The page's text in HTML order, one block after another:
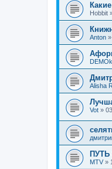
Hobbit
Anton »
Alisha
Vot »
MTV »